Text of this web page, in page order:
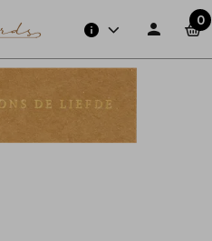
0